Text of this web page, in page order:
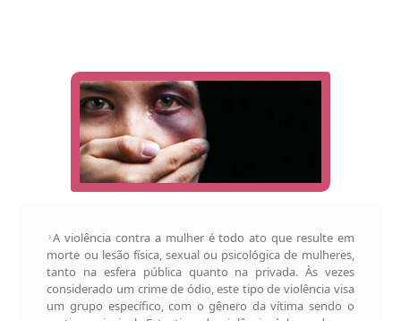
A violência contra a mulher é todo ato que resulte em
morte ou lesão física, sexual ou psicológica de mulheres,
tanto na esfera pública quanto na privada. Às vezes
considerado um crime de ódio, este tipo de violência visa
um grupo específico, com o gênero da vítima sendo o